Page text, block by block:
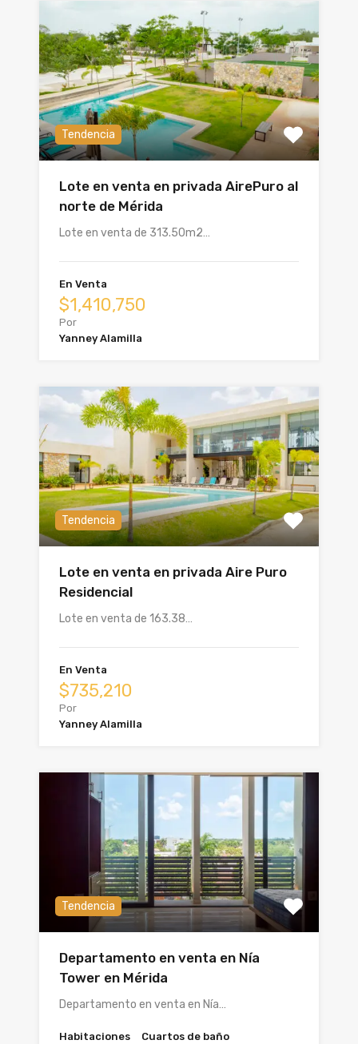
Tendencia
Lote en venta en privada AirePuro al
norte de Mérida
Lote en venta de 313.50m2…
En Venta
$1,410,750
Por
Yanney Alamilla
Tendencia
Lote en venta en privada Aire Puro
Residencial
Lote en venta de 163.38…
En Venta
$735,210
Por
Yanney Alamilla
Tendencia
Departamento en venta en Nía
Tower en Mérida
Departamento en venta en Nía…
Habitaciones Cuartos de baño